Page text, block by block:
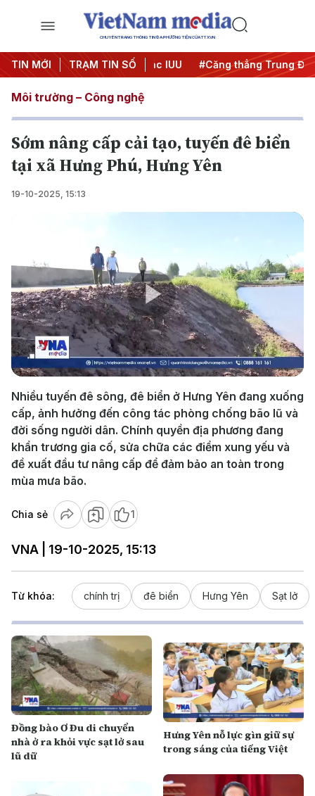
CHUYÊN TRANG THÔNG TIN ĐA PHƯƠNG TIỆN CỦA TTXVN
TIN MỚI TRẠM TIN SỐ
đêm #Chống khai thác IUU #Căng thẳng Trung Đông
Môi trường – Công nghệ
Sớm nâng cấp cải tạo, tuyến đê biển
tại xã Hưng Phú, Hưng Yên
19-10-2025, 15:13
Play
Video
Nhiều tuyến đê sông, đê biển ở Hưng Yên đang xuống
cấp, ảnh hưởng đến công tác phòng chống bão lũ và
đời sống người dân. Chính quyền địa phương đang
khẩn trương gia cố, sửa chữa các điểm xung yếu và
đề xuất đầu tư nâng cấp để đảm bảo an toàn trong
mùa mưa bão.
Chia sẻ 1
VNA | 19-10-2025, 15:13
Từ khóa: chính trị đê biển Hưng Yên Sạt lở
Đồng bào Ơ Đu di chuyển
nhà ở ra khỏi vực sạt lở sau
lũ dữ
Hưng Yên nỗ lực gìn giữ sự
trong sáng của tiếng Việt